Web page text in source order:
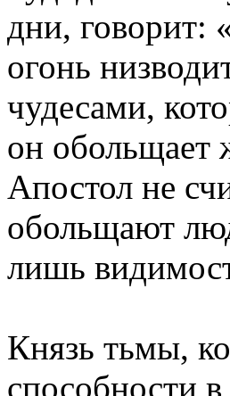
дни, говорит:
огонь
чудесами,
он обольщает
Апостол не
обольщают
лишь
Князь тьмы,
способности